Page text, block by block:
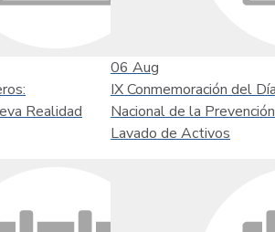
Realidad
06 Aug
IX Conmemoración del Día
Nacional de la
Lavado de Activos